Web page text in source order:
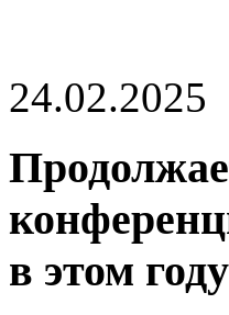
24.02.2025
в этом